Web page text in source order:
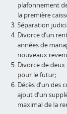
plafonnement
la première
Séparation
Divorce d’un
années de
nouveaux
Divorce de
pour le futur;
Décès d’un
ajout d’un
maximal de la